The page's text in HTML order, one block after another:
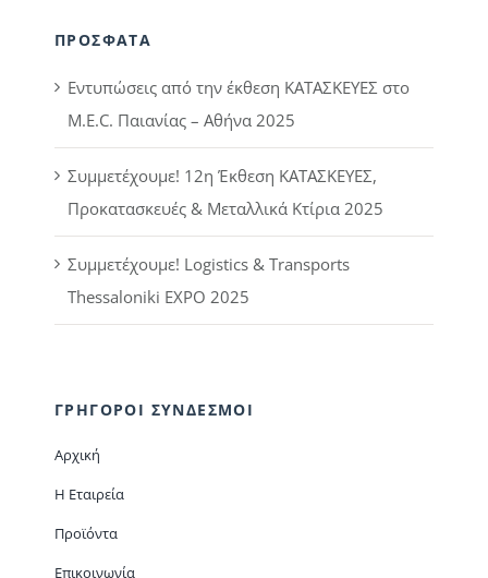
ΠΡΟΣΦΑΤΑ
Εντυπώσεις από την έκθεση ΚΑΤΑΣΚΕΥΕΣ στο
M.E.C. Παιανίας – Αθήνα 2025
Συμμετέχουμε! 12η Έκθεση ΚΑΤΑΣΚΕΥΕΣ,
Προκατασκευές & Μεταλλικά Κτίρια 2025
Συμμετέχουμε! Logistics & Transports
Thessaloniki EXPO 2025
ΓΡΗΓΟΡΟΙ ΣΥΝΔΕΣΜΟΙ
Αρχική
Η Εταιρεία
Προϊόντα
Επικοινωνία